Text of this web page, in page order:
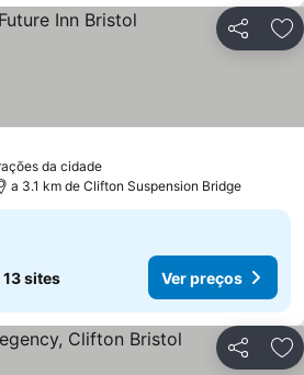
Partilhar
da cidadeVer preços
preços
a 3.1 km de Clifton Suspension Bridge
13 sites Ver preços
Partilhar